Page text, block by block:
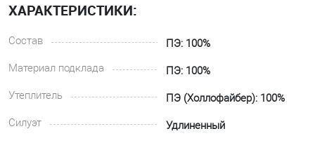
ХАРАКТЕРИСТИКИ:
Состав
ПЭ: 100%
Материал подклада
ПЭ: 100%
Утеплитель
ПЭ (Холлофайбер): 100%
Силуэт
Удлиненный